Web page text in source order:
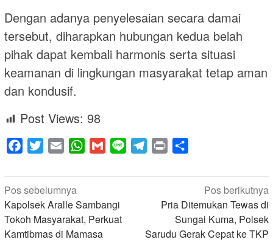
Dengan adanya penyelesaian secara damai
tersebut, diharapkan hubungan kedua belah
pihak dapat kembali harmonis serta situasi
keamanan di lingkungan masyarakat tetap aman
dan kondusif.
Post Views: 98
Facebook
Twitter Email WhatsApp
Gmail Line Telegram
Print
Navigasi
pos
Pos sebelumnya
Kapolsek Aralle Sambangi
Tokoh Masyarakat, Perkuat
Kamtibmas di Mamasa
Pos berikutnya
Pria Ditemukan Tewas di
Sungai Kuma, Polsek
Sarudu Gerak Cepat ke TKP